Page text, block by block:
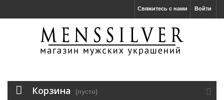
Войти
Свяжитесь с нами
Корзина (пусто)